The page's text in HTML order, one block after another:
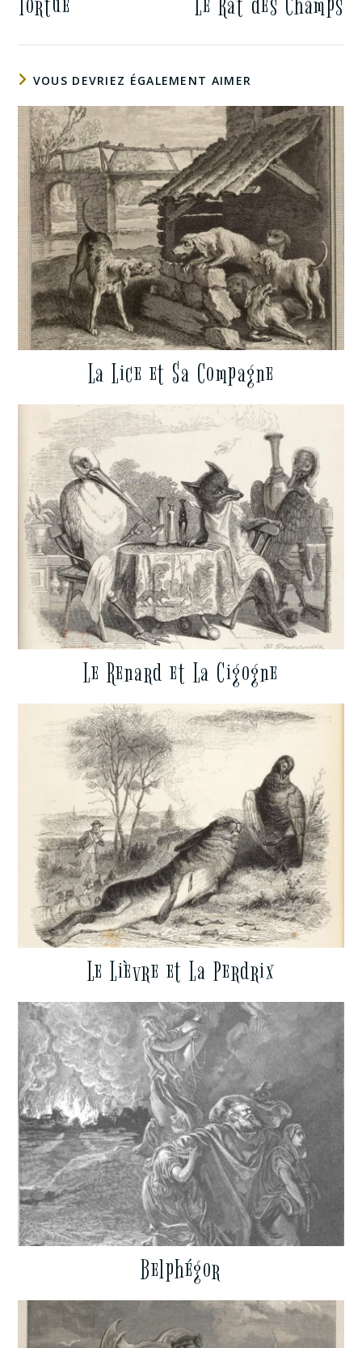
VOUS DEVRIEZ ÉGALEMENT AIMER
La Lice et Sa Compagne
Le Renard et La Cigogne
Le Lièvre et La Perdrix
Belphégor